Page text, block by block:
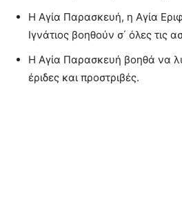
Η Αγία Παρασκευή, η Αγία
Ιγνάτιος βοηθούν σ΄ όλες τις
Η Αγία Παρασκευή βοηθά να
έριδες και προστριβές.